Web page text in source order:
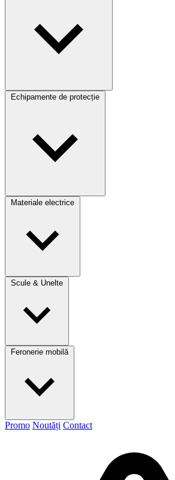
Echipamente de protecție
Materiale electrice
Scule & Unelte
Feronerie mobilă
Promo Noutăți Contact